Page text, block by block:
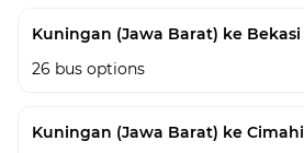
Kuningan (Jawa Barat) ke Bekasi
26 bus options
Kuningan (Jawa Barat) ke Cimahi